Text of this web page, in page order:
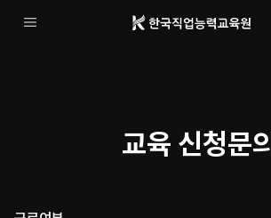
교육 신청문의